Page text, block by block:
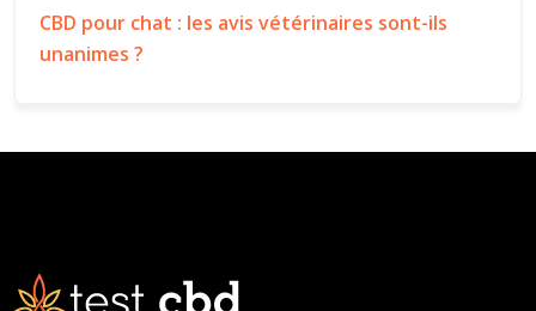
CBD pour chat : les avis vétérinaires sont-ils
unanimes ?